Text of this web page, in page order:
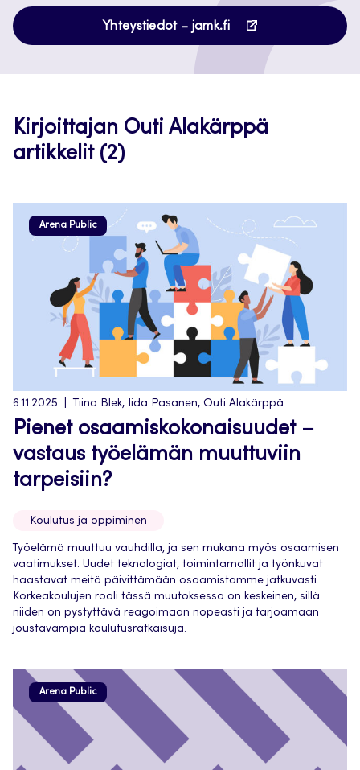
Yhteystiedot – jamk.fi
Avautuu
uuteen
välilehteen
Kirjoittajan Outi Alakärppä
artikkelit (2)
Arena Public
6.11.2025 Tiina Blek, Iida Pasanen, Outi Alakärppä
Pienet osaamiskokonaisuudet –
vastaus työelämän muuttuviin
tarpeisiin?
Koulutus ja oppiminen
Työelämä muuttuu vauhdilla, ja sen mukana myös osaamisen
vaatimukset. Uudet teknologiat, toimintamallit ja työnkuvat
haastavat meitä päivittämään osaamistamme jatkuvasti.
Korkeakoulujen rooli tässä muutoksessa on keskeinen, sillä
niiden on pystyttävä reagoimaan nopeasti ja tarjoamaan
joustavampia koulutusratkaisuja.
Arena Public